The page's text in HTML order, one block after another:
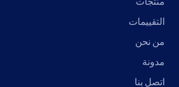
التقييمات
من نحن
مدونة
اتصل بنا